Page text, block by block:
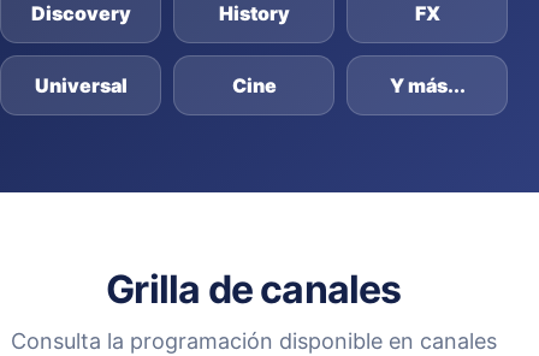
Discovery History FX
Universal Cine Y más...
Grilla de canales
Consulta la programación disponible en canales